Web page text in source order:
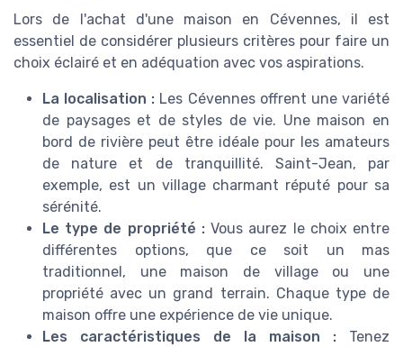
Lors de l'achat d'une maison en Cévennes, il est
essentiel de considérer plusieurs critères pour faire un
choix éclairé et en adéquation avec vos aspirations.
La localisation : Les Cévennes offrent une variété
de paysages et de styles de vie. Une maison en
bord de rivière peut être idéale pour les amateurs
de nature et de tranquillité. Saint-Jean, par
exemple, est un village charmant réputé pour sa
sérénité.
Le type de propriété :Vous aurez le choix entre
différentes options, que ce soit un mas
traditionnel, une maison de village ou une
propriété avec un grand terrain. Chaque type de
maison offre une expérience de vie unique.
Les caractéristiques de la maison : Tenez